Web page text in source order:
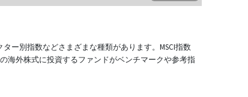
ー別指数などさまざまな種類があります。MSCI指数
海外株式に投資するファンドがベンチマークや参考指